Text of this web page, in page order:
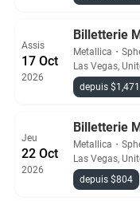
Assis
17 Oct
2026
Billetterie
Metallica ・
Las Vegas,
depuis $1,471
Jeu
22 Oct
2026
Billetterie
Metallica ・
Las Vegas,
depuis $804